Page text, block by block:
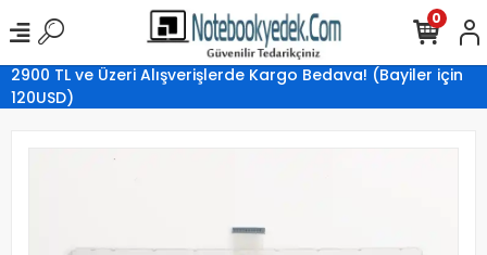
2900 TL ve Üzeri Alışverişlerde Kargo Bedava! (Bayiler için
120USD)
0